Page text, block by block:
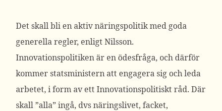
Det skall bli en aktiv näringspolitik med goda
generella regler, enligt Nilsson.
Innovationspolitiken är en ödesfråga, och därför
kommer statsministern att engagera sig och leda
arbetet, i form av ett Innovationspolitiskt råd. Där
skall ”alla” ingå, dvs näringslivet, facket,